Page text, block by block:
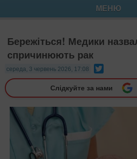
МЕНЮ
Бережіться! Медики
спричинюють рак
середа, 3 червень 2026, 17:08
Слідкуйте за нами